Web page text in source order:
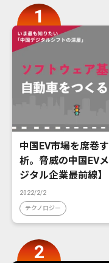
中国EV市場を席巻
析。脅威の中国EV
ジタル企業最前線】
2022/2/2
テクノロジー